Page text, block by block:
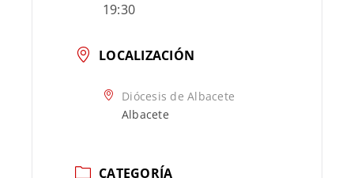
19:30
LOCALIZACIÓN
Diócesis de Albacete
Albacete
CATEGORÍA